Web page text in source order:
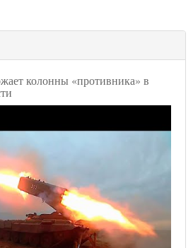
колонны «противника» в